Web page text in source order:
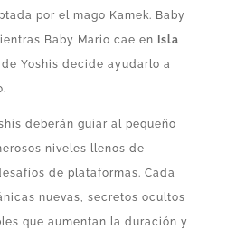
por el mago Kamek. Baby
Baby Mario cae en Isla
de Yoshis decide ayudarlo a
deberán guiar al pequeño
niveles llenos de
de plataformas. Cada
nuevas, secretos ocultos
que aumentan la duración y